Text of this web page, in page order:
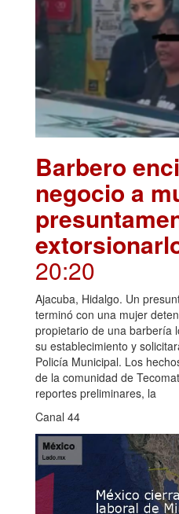
Barbero
negocio a
20:20
Ajacuba, Hidalgo. Un
terminó con una mujer
propietario de una barbería
su establecimiento y
Policía Municipal. Los
de la comunidad de
reportes preliminares, la
Canal 44